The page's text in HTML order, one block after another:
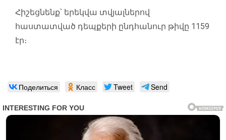
Հիշեցնենք՝ երեկվա տվյալներով
հաստատված դեպքերի ընդհանուր թիվը 1159
էր։
Поделиться Класс Tweet Send